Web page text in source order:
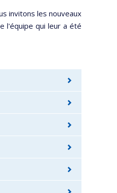
invitons les nouveaux
l'équipe qui leur a été